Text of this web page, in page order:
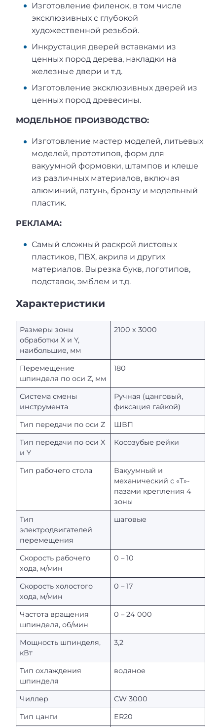
Изготовление филенок, в том числе
эксклюзивных с глубокой
художественной резьбой.
Инкрустация дверей вставками из
ценных пород дерева, накладки на
железные двери и т.д.
Изготовление эксклюзивных дверей из
ценных пород древесины.
МОДЕЛЬНОЕ ПРОИЗВОДСТВО:
Изготовление мастер моделей, литьевых
моделей, прототипов, форм для
вакуумной формовки, штампов и клеше
из различных материалов, включая
алюминий, латунь, бронзу и модельный
пластик.
РЕКЛАМА:
Самый сложный раскрой листовых
пластиков, ПВХ, акрила и других
материалов. Вырезка букв, логотипов,
подставок, эмблем и т.д.
Характеристики
Размеры зоны
обработки X и Y,
наибольшие, мм
2100 х 3000
Перемещение
шпинделя по оси Z, мм
180
Система смены
инструмента
Ручная (цанговый,
фиксация гайкой)
Тип передачи по оси Z
ШВП
Тип передачи по оси X
и Y
Косозубые рейки
Тип рабочего стола
Вакуумный и
механический с «Т»-
пазами крепления 4
зоны
Тип
электродвигателей
перемещения
шаговые
Скорость рабочего
хода, м/мин
0 – 10
Скорость холостого
хода, м/мин
0 – 17
Частота вращения
шпинделя, об/мин
0 – 24 000
Мощность шпинделя,
кВт
3,2
Тип охлаждения
шпинделя
водяное
Чиллер
CW 3000
Тип цанги
ER20